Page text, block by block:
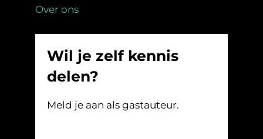
Over ons
Wil je zelf kennis
delen?
Meld je aan als gastauteur.